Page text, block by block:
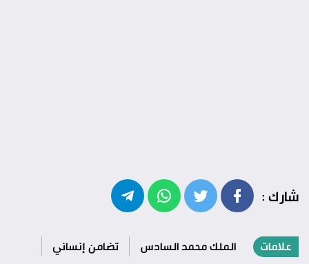
شارك :
علامات الملك محمد السادس
تضامن إنساني